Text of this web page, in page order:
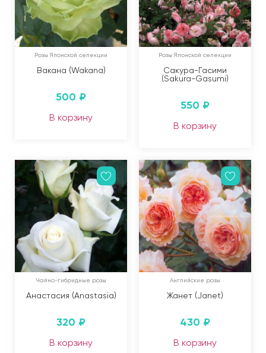
Розы Японской селекции
Вакана (Wakana)
500 ₽
В корзину
Розы Японской селекции
Сакура-Гасими
(Sakura-Gasumi)
550 ₽
В корзину
Чайно-гибридные розы
Анастасия (Anastasia)
320 ₽
В корзину
Английские розы
Жанет (Janet)
430 ₽
В корзину